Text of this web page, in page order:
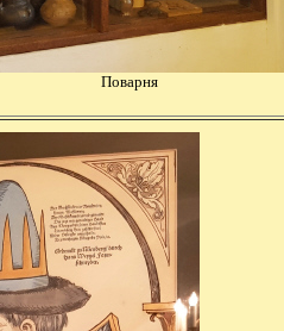
Поварня